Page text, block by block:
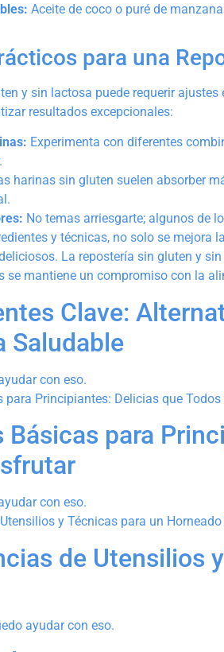
Aceite de coco o puré de
para una
y sin lactosa puede requerir
resultados excepcionales:
Experimenta con diferentes
harinas sin gluten suelen absorber
No temas arriesgarte; algunos de
y técnicas, no solo se mejora
La repostería sin gluten y
se mantiene un compromiso con la
Clave:
Saludable
con eso.
Básicas para
con eso.
de Utensilios
ayudar con eso.